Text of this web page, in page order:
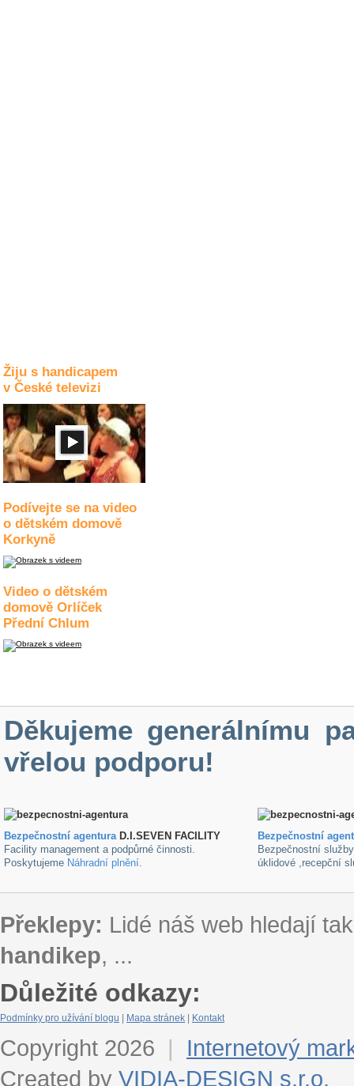
Žiju s handicapem
v České televizi
Podívejte se na video
o dětském domově
Korkyně
Video o dětském
domově Orlíček
Přední Chlum
Děkujeme generálnímu
vřelou podporu!
Bezpečnostní agenturaD.I.SEVEN FACILITY
Facility management a podpůrné činnosti.
Poskytujeme Náhradní plnění.
Bezpečnostní
Bezpečnostní
úklidové ,recepční
Překlepy: Lidé náš web hledají
handikep, ...
Důležité odkazy:
Podmínky pro užívání blogu Mapa stránek Kontakt
Copyright 2026 |
Internetový
Created by VIDIA-DESIGN s.r.o.